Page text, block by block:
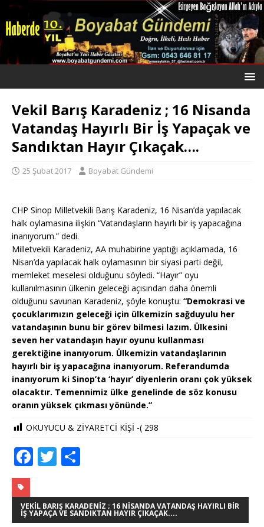
Vekil Barış Karadeniz ; 16 Nisanda
Vatandaş Hayırlı Bir İş Yapaçak ve
Sandıktan Hayır Çıkaçak….
25 Şubat 2017 Boyabat Gündemi
CHP Sinop Milletvekili Barış Karadeniz, 16 Nisan’da yapılacak
halk oylamasına ilişkin “Vatandaşların hayırlı bir iş yapacağına
inanıyorum.” dedi.
Milletvekili Karadeniz, AA muhabirine yaptığı açıklamada, 16
Nisan’da yapılacak halk oylamasının bir siyasi parti değil,
memleket meselesi olduğunu söyledi. “Hayır” oyu
kullanılmasının ülkenin geleceği açısından daha önemli
olduğunu savunan Karadeniz, şöyle konuştu: “Demokrasi ve
çocuklarımızın geleceği için ülkemizin sağduyulu her
vatandaşının bunu bir görev bilmesi lazım. Ülkesini
seven her vatandaşın hayır oyunu kullanması
gerektiğine inanıyorum. Ülkemizin vatandaşlarının
hayırlı bir iş yapacağına inanıyorum. Referandumda
inanıyorum ki Sinop’ta ‘hayır’ diyenlerin oranı çok yüksek
olacaktır. Temennimiz ülke genelinde de söz konusu
oranın yüksek çıkması yönünde.”
OKUYUCU & ZİYARETCİ KİŞİ -( 298
F
c
e
T
it
te
ar
e
VEKIL BARIŞ KARADENIZ ; 16 NISANDA VATANDAŞ HAYIRLI BIR
İŞ YAPAÇA VE SANDIKTAN HAYIR ÇIKAÇAK....